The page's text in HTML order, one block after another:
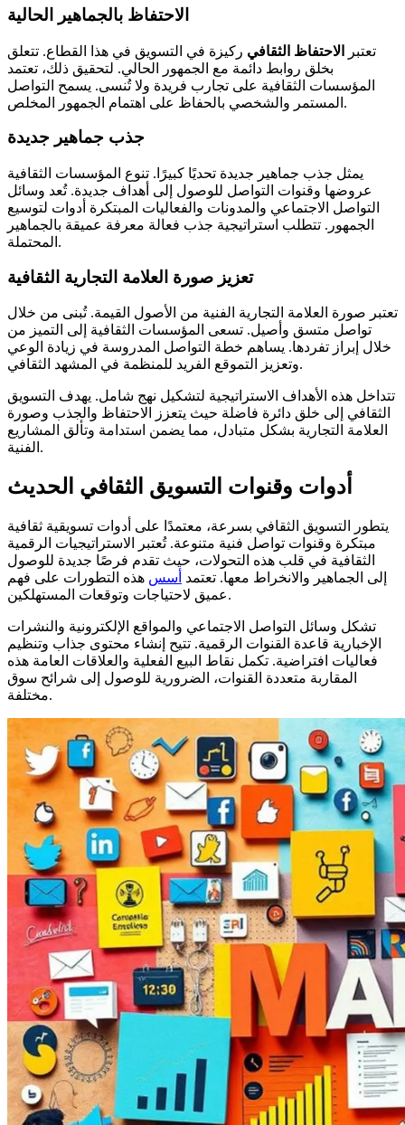
الاحتفاظ بالجماهير الحالية
تعتبر الاحتفاظ الثقافي ركيزة في التسويق في هذا القطاع. تتعلق
بخلق روابط دائمة مع الجمهور الحالي. لتحقيق ذلك، تعتمد
المؤسسات الثقافية على تجارب فريدة ولا تُنسى. يسمح التواصل
المستمر والشخصي بالحفاظ على اهتمام الجمهور المخلص.
جذب جماهير جديدة
يمثل جذب جماهير جديدة تحديًا كبيرًا. تنوع المؤسسات الثقافية
عروضها وقنوات التواصل للوصول إلى أهداف جديدة. تُعد وسائل
التواصل الاجتماعي والمدونات والفعاليات المبتكرة أدوات لتوسيع
الجمهور. تتطلب استراتيجية جذب فعالة معرفة عميقة بالجماهير
المحتملة.
تعزيز صورة العلامة التجارية الثقافية
تعتبر صورة العلامة التجارية الفنية من الأصول القيمة. تُبنى من خلال
تواصل متسق وأصيل. تسعى المؤسسات الثقافية إلى التميز من
خلال إبراز تفردها. يساهم خطة التواصل المدروسة في زيادة الوعي
وتعزيز التموقع الفريد للمنظمة في المشهد الثقافي.
تتداخل هذه الأهداف الاستراتيجية لتشكيل نهج شامل. يهدف التسويق
الثقافي إلى خلق دائرة فاضلة حيث يتعزز الاحتفاظ والجذب وصورة
العلامة التجارية بشكل متبادل، مما يضمن استدامة وتألق المشاريع
الفنية.
أدوات وقنوات التسويق الثقافي الحديث
يتطور التسويق الثقافي بسرعة، معتمدًا على أدوات تسويقية ثقافية
مبتكرة وقنوات تواصل فنية متنوعة. تُعتبر الاستراتيجيات الرقمية
الثقافية في قلب هذه التحولات، حيث تقدم فرصًا جديدة للوصول
إلى الجماهير والانخراط معها. تعتمد أسس هذه التطورات على فهم
عميق لاحتياجات وتوقعات المستهلكين.
تشكل وسائل التواصل الاجتماعي والمواقع الإلكترونية والنشرات
الإخبارية قاعدة القنوات الرقمية. تتيح إنشاء محتوى جذاب وتنظيم
فعاليات افتراضية. تكمل نقاط البيع الفعلية والعلاقات العامة هذه
المقاربة متعددة القنوات، الضرورية للوصول إلى شرائح سوق
مختلفة.